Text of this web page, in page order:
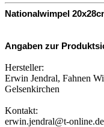
Nationalwimpel
Angaben zur
Hersteller:
Erwin Jendral, Fahnen
Gelsenkirchen
Kontakt:
erwin.jendral@t-online.de